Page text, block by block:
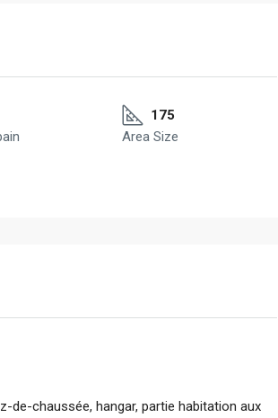
175
Area Size
de-chaussée, hangar, partie habitation aux